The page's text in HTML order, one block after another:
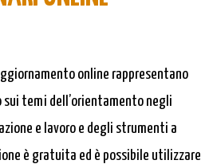
online rappresentano
temi dell’orientamento negli
e lavoro e degli strumenti a
è gratuita ed è possibile utilizzare